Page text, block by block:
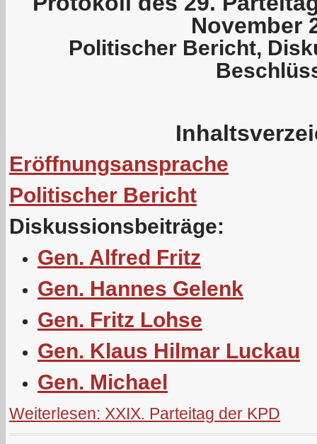
November
Politischer Bericht,
Eröffnungsansprache
Politischer Bericht
Diskussionsbeiträge:
Gen. Alfred Fritz
Gen. Hannes Gelenk
Gen. Fritz Lohse
Gen. Klaus Hilmar Luckau
Gen. Michael
Weiterlesen: XXIX. Parteitag der KPD